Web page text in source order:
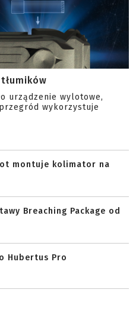
urządzenie wylotowe,
wykorzystuje
montuje kolimator na
Breaching Package od
Hubertus Pro